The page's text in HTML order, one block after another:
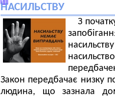
НАСИЛЬСТВУ
З
Закон передбачає низку
людина, що зазнала